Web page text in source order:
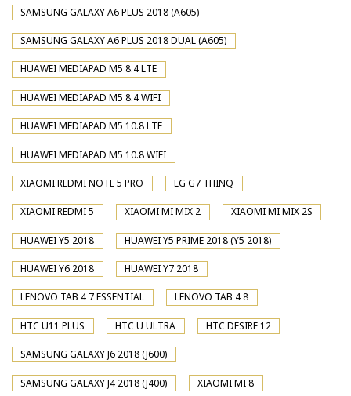
SAMSUNG GALAXY A6 PLUS 2018 (A605)
SAMSUNG GALAXY A6 PLUS 2018 DUAL (A605)
HUAWEI MEDIAPAD M5 8.4 LTE
HUAWEI MEDIAPAD M5 8.4 WIFI
HUAWEI MEDIAPAD M5 10.8 LTE
HUAWEI MEDIAPAD M5 10.8 WIFI
XIAOMI REDMI NOTE 5 PRO LG G7 THINQ
XIAOMI REDMI 5 XIAOMI MI MIX 2 XIAOMI MI MIX 2S
HUAWEI Y5 2018 HUAWEI Y5 PRIME 2018 (Y5 2018)
HUAWEI Y6 2018 HUAWEI Y7 2018
LENOVO TAB 4 7 ESSENTIAL LENOVO TAB 4 8
HTC U11 PLUS HTC U ULTRA HTC DESIRE 12
SAMSUNG GALAXY J6 2018 (J600)
SAMSUNG GALAXY J4 2018 (J400) XIAOMI MI 8